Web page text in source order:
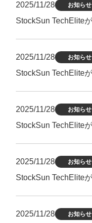
マーケマネージャー
常勤監査役
2025/11/28 お知らせ
2025/11/28 お知らせ
2025/11/28 お知らせ
2025/11/28 お知らせ
2025/11/28 お知らせ